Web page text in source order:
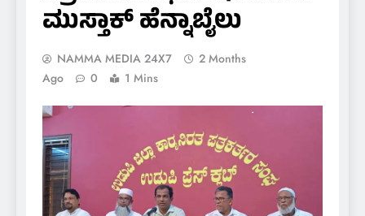
ಮುಸ್ತಾಕ್ ಹೆನ್ನಾಬೈಲು
NAMMA MEDIA 24X7
2 Months
Ago
0 1 Mins